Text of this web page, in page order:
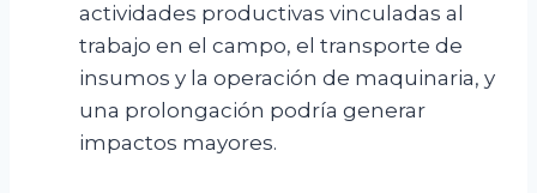
actividades productivas vinculadas al
trabajo en el campo, el transporte de
insumos y la operación de maquinaria, y
una prolongación podría generar
impactos mayores.